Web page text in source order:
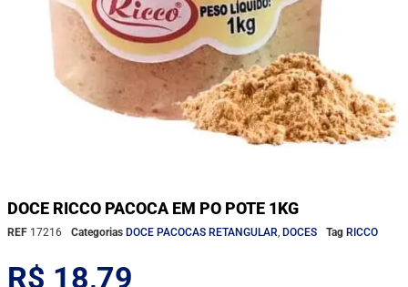
DOCE RICCO PACOCA EM PO POTE 1KG
REF 17216 Categorias DOCE PACOCAS RETANGULAR, DOCES Tag RICCO
R$ 18,79